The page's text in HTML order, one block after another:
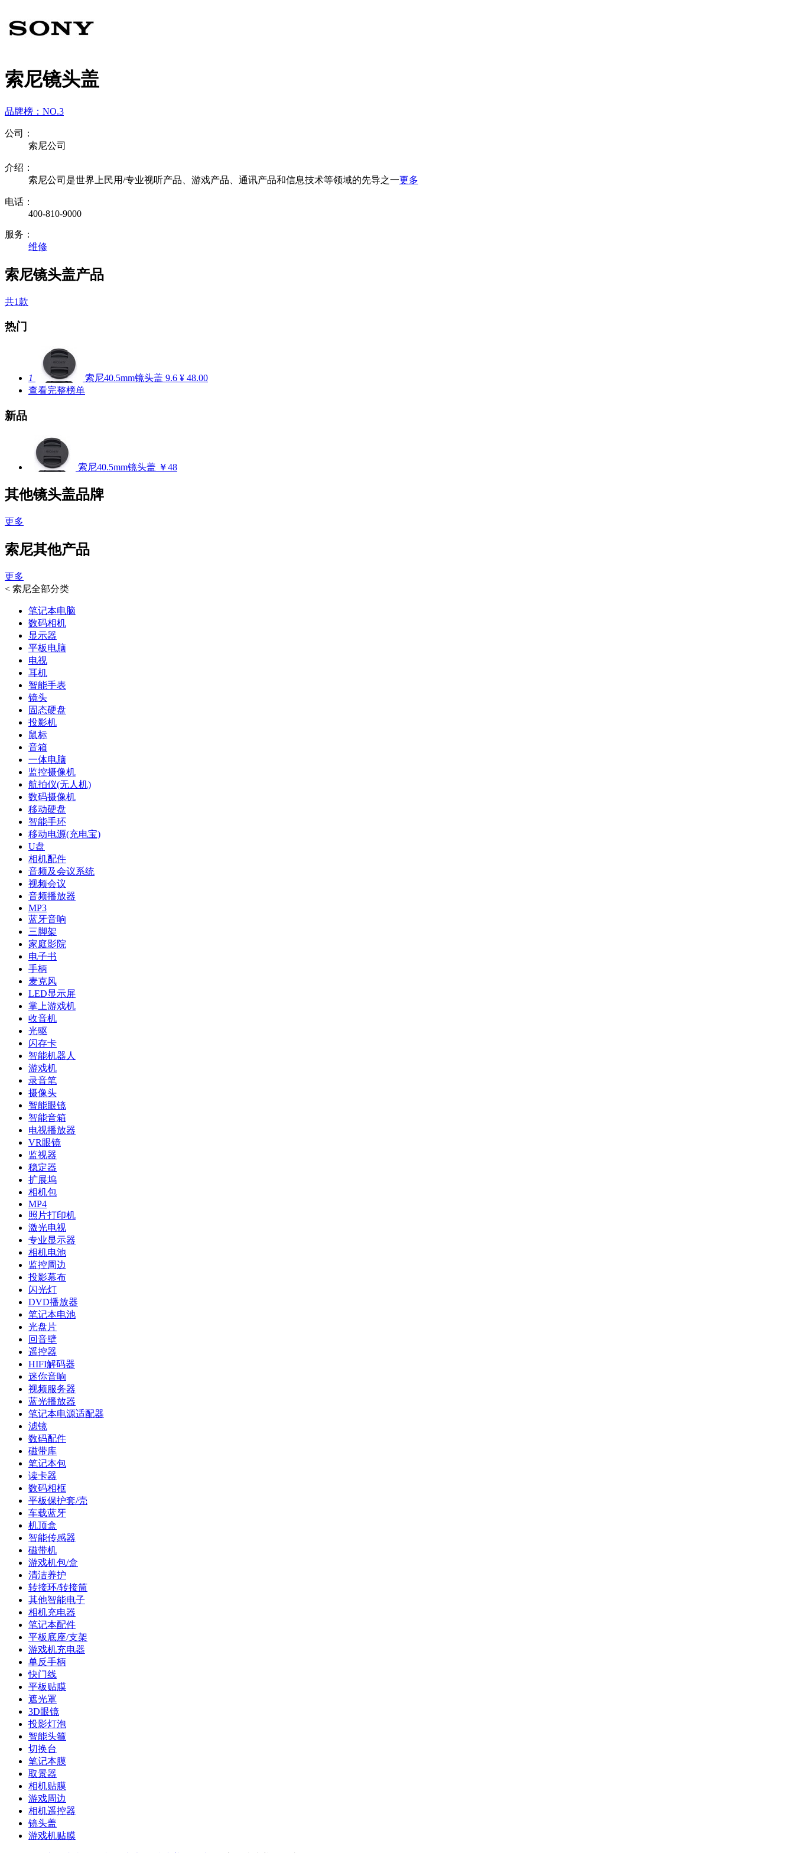
索尼镜头盖
品牌榜： NO.3
公司：
索尼公司
介绍：
索尼公司是世界上民用/专业视听产品、游戏产品、通讯产品和信息技术等领域的先导之一更多
电话：
400-810-9000
服务：
维修
索尼镜头盖产品
共1款
热门
1 索尼40.5mm镜头盖 9.6 ¥ 48.00
查看完整榜单
新品
索尼40.5mm镜头盖 ￥48
其他镜头盖品牌
更多
索尼其他产品
更多
< 索尼全部分类
笔记本电脑
数码相机
显示器
平板电脑
电视
耳机
智能手表
镜头
固态硬盘
投影机
鼠标
音箱
一体电脑
监控摄像机
航拍仪(无人机)
数码摄像机
移动硬盘
智能手环
移动电源(充电宝)
U盘
相机配件
音频及会议系统
视频会议
音频播放器
MP3
蓝牙音响
三脚架
家庭影院
电子书
手柄
麦克风
LED显示屏
掌上游戏机
收音机
光驱
闪存卡
智能机器人
游戏机
录音笔
摄像头
智能眼镜
智能音箱
电视播放器
VR眼镜
监视器
稳定器
扩展坞
相机包
MP4
照片打印机
激光电视
专业显示器
相机电池
监控周边
投影幕布
闪光灯
DVD播放器
笔记本电池
光盘片
回音壁
遥控器
HIFI解码器
迷你音响
视频服务器
蓝光播放器
笔记本电源适配器
滤镜
数码配件
磁带库
笔记本包
读卡器
数码相框
平板保护套/壳
车载蓝牙
机顶盒
智能传感器
磁带机
游戏机包/盒
清洁养护
转接环/转接筒
其他智能电子
相机充电器
笔记本配件
平板底座/支架
游戏机充电器
单反手柄
快门线
平板贴膜
遮光罩
3D眼镜
投影灯泡
智能头箍
切换台
笔记本膜
取景器
相机贴膜
游戏周边
相机遥控器
镜头盖
游戏机贴膜